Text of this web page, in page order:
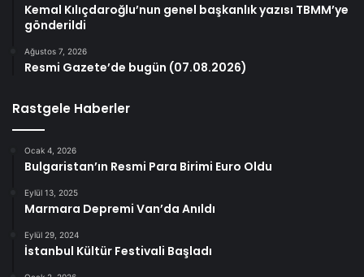
Kemal Kılıçdaroğlu’nun genel başkanlık yazısı TBMM’ye
gönderildi
Ağustos 7, 2026
Resmi Gazete’de bugün (07.08.2026)
Rastgele Haberler
Ocak 4, 2026
Bulgaristan’ın Resmi Para Birimi Euro Oldu
Eylül 13, 2025
Marmara Depremi Van’da Anıldı
Eylül 29, 2024
İstanbul Kültür Festivali Başladı